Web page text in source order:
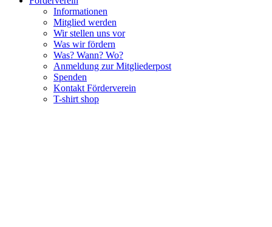
Informationen
Mitglied werden
Wir stellen uns vor
Was wir fördern
Was? Wann? Wo?
Anmeldung zur Mitgliederpost
Spenden
Kontakt Förderverein
T-shirt shop